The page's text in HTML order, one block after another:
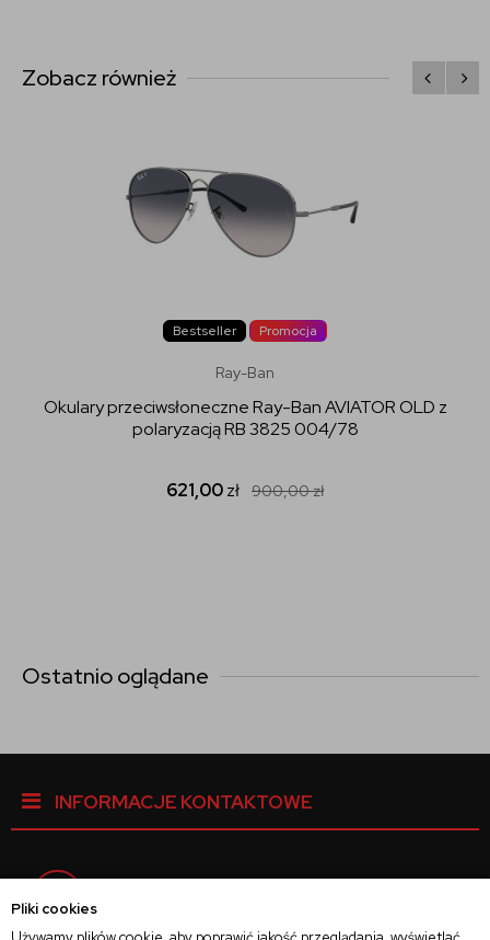
Pliki cookies
Zobacz również
Bestseller Promocja
Ray-Ban
Okulary przeciwsłoneczne Ray-Ban AVIATOR OLD z
polaryzacją RB 3825 004/78
621,00zł 900,00zł
Ostatnio oglądane
INFORMACJE KONTAKTOWE